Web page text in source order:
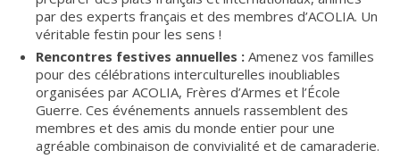
par des experts français et des membres d’ACOLIA. Un
véritable festin pour les sens !
Rencontres festives annuelles : Amenez vos familles
pour des célébrations interculturelles inoubliables
organisées par ACOLIA, Frères d’Armes et l’École
Guerre. Ces événements annuels rassemblent des
membres et des amis du monde entier pour une
agréable combinaison de convivialité et de camaraderie.